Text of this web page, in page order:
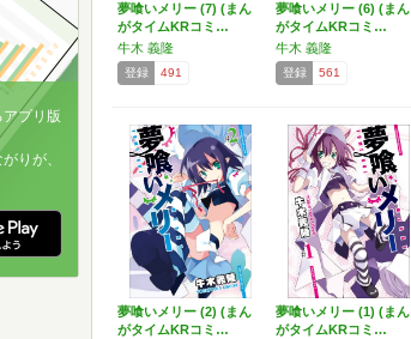
夢喰いメリー (7) (まん
がタイムKRコミ…
牛木 義隆
登録 491
夢喰いメリー (6) (まん
がタイムKRコミ…
牛木 義隆
登録 561
夢喰いメリー (2) (まん
がタイムKRコミ…
夢喰いメリー (1) (まん
がタイムKRコミ…
プリ版
りが、